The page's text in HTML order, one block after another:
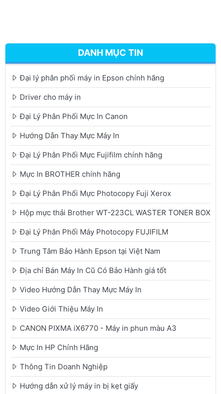
DANH MỤC TIN
Đại lý phân phối máy in Epson chính hãng
Driver cho máy in
Đại Lý Phân Phối Mực In Canon
Hướng Dẫn Thay Mực Máy In
Đại Lý Phân Phối Mực Fujifilm chính hãng
Mực In BROTHER chính hãng
Đại Lý Phân Phối Mực Photocopy Fuji Xerox
Hộp mực thải Brother WT-223CL WASTER TONER BOX
Đại Lý Phân Phối Máy Photocopy FUJIFILM
Trung Tâm Bảo Hành Epson tại Việt Nam
Địa chỉ Bán Máy In Cũ Có Bảo Hành giá tốt
Video Hướng Dẫn Thay Mực Máy In
Video Giới Thiệu Máy In
CANON PIXMA iX6770 - Máy in phun màu A3
Mực In HP Chính Hãng
Thông Tin Doanh Nghiệp
Hướng dẫn xử lý máy in bị kẹt giấy